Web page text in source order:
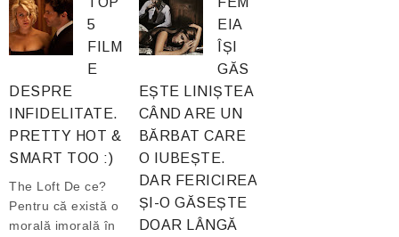
5
FILM
E
DESPRE
INFIDELITATE.
PRETTY HOT &
SMART TOO :)
The Loft De ce?
Pentru că există o
morală imorală în
EIA
ÎȘI
GĂS
EȘTE LINIȘTEA
CÂND ARE UN
BĂRBAT CARE
O IUBEȘTE.
DAR FERICIREA
ȘI-O GĂSEȘTE
DOAR LÂNGĂ